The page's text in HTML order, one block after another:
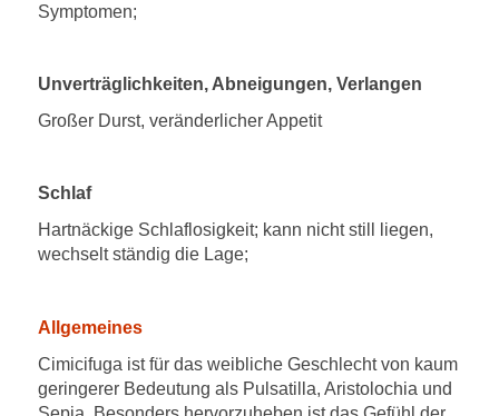
Symptomen;
Unverträglichkeiten, Abneigungen, Verlangen
Großer Durst, veränderlicher Appetit
Schlaf
Hartnäckige Schlaflosigkeit; kann nicht still liegen,
wechselt ständig die Lage;
Allgemeines
Cimicifuga ist für das weibliche Geschlecht von kaum
geringerer Bedeutung als Pulsatilla, Aristolochia und